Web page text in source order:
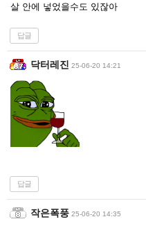
살 안에 넣었을수도 있잖아
답글
닥터레진 25-06-20 14:21
답글
작은폭풍 25-06-20 14:35